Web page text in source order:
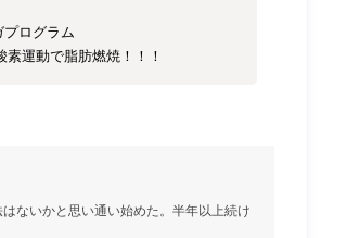
プログラム
運動で脂肪燃焼！！！
ないかと思い通い始めた。半年以上続け